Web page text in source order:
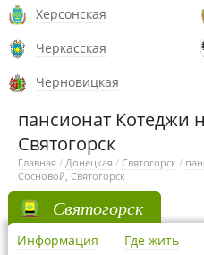
Херсонская
Черкасская
Черновицкая
пансионат Котеджи
Святогорск
Главная / Донецкая / Святогорск /
Сосновой, Святогорск
Святогорск
Информация Где жить